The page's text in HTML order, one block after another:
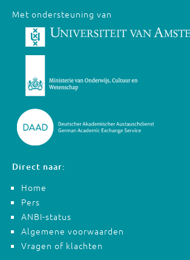
Met ondersteuning van
Direct naar:
Home
Pers
ANBI-status
Algemene voorwaarden
Vragen of klachten